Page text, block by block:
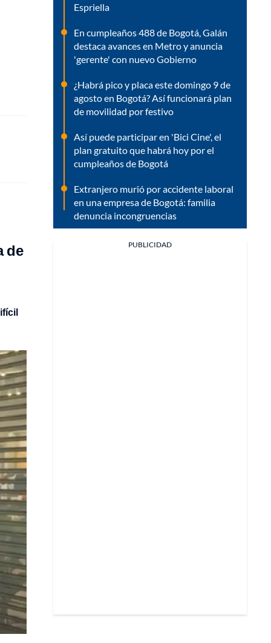
de
Espriella
En cumpleaños 488 de Bogotá, Galán
destaca avances en Metro y anuncia
'gerente' con nuevo Gobierno
¿Habrá pico y placa este domingo 9 de
agosto en Bogotá? Así funcionará plan
de movilidad por festivo
Así puede participar en 'Bici Cine', el
plan gratuito que habrá hoy por el
cumpleaños de Bogotá
Extranjero murió por accidente laboral
en una empresa de Bogotá: familia
denuncia incongruencias
PUBLICIDAD